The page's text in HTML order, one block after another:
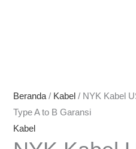
Beranda / Kabel / NYK Kabel
Type A to B Garansi
Kabel